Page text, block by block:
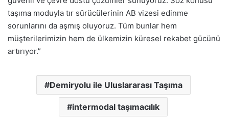
taşıma moduyla tır sürücülerinin AB vizesi edinme
sorunlarını da aşmış oluyoruz. Tüm bunlar hem
müşterilerimizin hem de ülkemizin küresel rekabet gücünü
artırıyor.”
Demiryolu ile Uluslararası Taşıma
intermodal taşımacılık